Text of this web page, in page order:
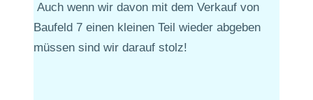
Auch wenn wir davon mit dem Verkauf von
Baufeld 7 einen kleinen Teil wieder abgeben
müssen sind wir darauf stolz!